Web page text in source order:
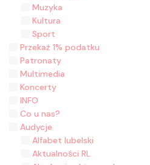
Muzyka
Kultura
Sport
Przekaż 1% podatku
Patronaty
Multimedia
Koncerty
INFO
Co u nas?
Audycje
Alfabet lubelski
Aktualności RL